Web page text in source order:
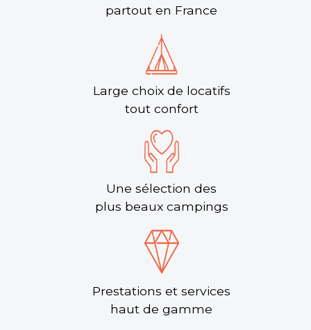
partout en France
Large choix de locatifs
tout confort
Une sélection des
plus beaux campings
Prestations et services
haut de gamme